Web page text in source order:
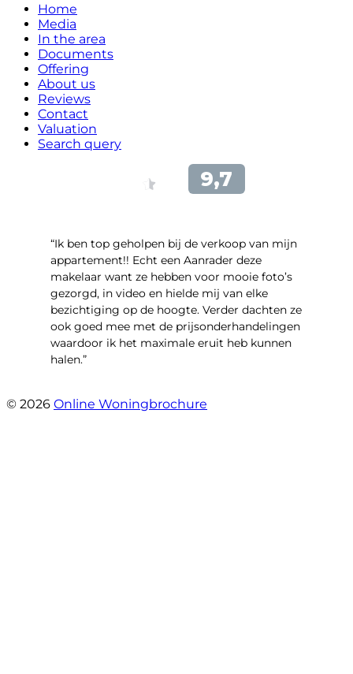
Home
Media
In the area
Documents
Offering
About us
Reviews
Contact
Valuation
Search query
“Ik ben top geholpen bij de verkoop van mijn
appartement!! Echt een Aanrader deze
makelaar want ze hebben voor mooie foto’s
gezorgd, in video en hielde mij van elke
bezichtiging op de hoogte. Verder dachten ze
ook goed mee met de prijsonderhandelingen
waardoor ik het maximale eruit heb kunnen
halen.”
© 2026 Online Woningbrochure